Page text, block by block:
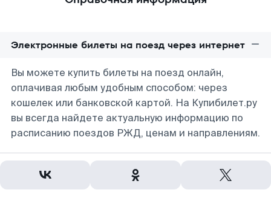
Электронные билеты на поезд через интернет
Вы можете купить билеты на поезд онлайн,
оплачивая любым удобным способом: через
кошелек или банковской картой. На Купибилет.ру
вы всегда найдете актуальную информацию по
расписанию поездов РЖД, ценам и направлениям.